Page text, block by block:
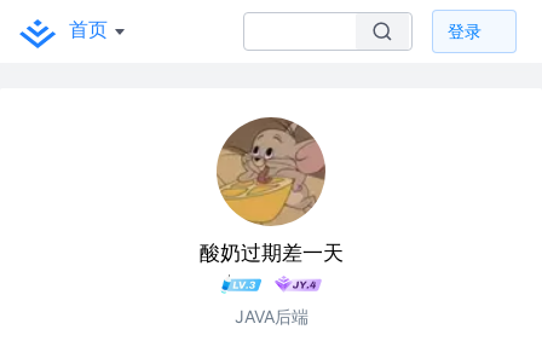
首页 登录
酸奶过期差一天
JAVA后端